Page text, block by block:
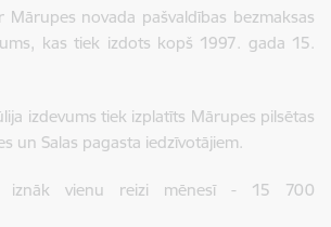
Mārupes novada pašvaldības bezmaksas
kas tiek izdots kopš 1997. gada 15.
izdevums tiek izplatīts Mārupes pilsētas
un Salas pagasta iedzīvotājiem.
iznāk vienu reizi mēnesī - 15 700